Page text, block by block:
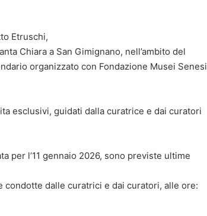
Etruschi,
Chiara a San Gimignano, nell’ambito del
organizzato con Fondazione Musei Senesi
esclusivi, guidati dalla curatrice e dai curatori
per l’11 gennaio 2026, sono previste ultime
condotte dalle curatrici e dai curatori, alle ore: